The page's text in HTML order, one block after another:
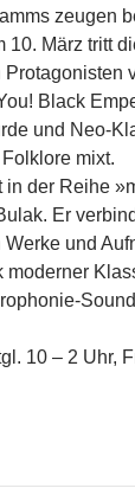
zeugen
10. März tritt
Black
und Neo-
mixt.
in der Reihe
Er
und
10 – 2 Uhr,